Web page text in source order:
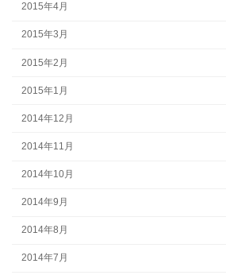
2015年4月
2015年3月
2015年2月
2015年1月
2014年12月
2014年11月
2014年10月
2014年9月
2014年8月
2014年7月